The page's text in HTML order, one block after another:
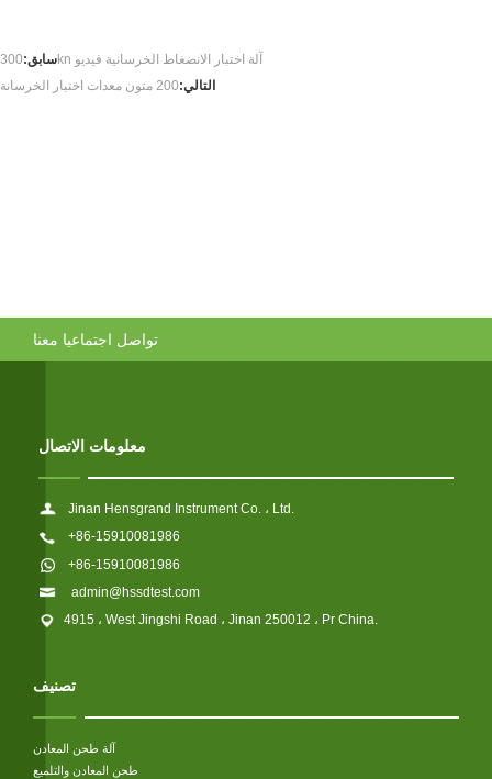
سابق:
300kn آلة اختبار الانضغاط الخرسانية فيديو
التالي:200 متون معدات اختبار الخرسانة
تواصل اجتماعيا معنا
معلومات الاتصال
Jinan Hensgrand Instrument Co. ، Ltd.
+86-15910081986
+86-15910081986
admin@hssdtest.com
4915 ، West Jingshi Road ، Jinan 250012 ، Pr China.
تصنيف
آلة طحن المعادن
طحن المعادن والتلميع